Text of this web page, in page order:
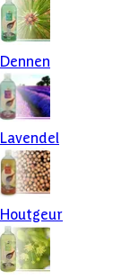
Dennen
Lavendel
Houtgeur